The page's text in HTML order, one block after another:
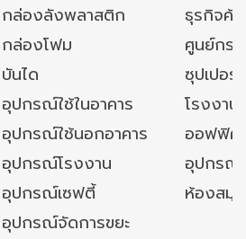
กล่องลังพลาสติก
ธุรกิจค้
กล่องโฟม
ศูนย์กร
บันได
ซุปเปอ
อุปกรณ์ใช้ในอาคาร
โรงงา
อุปกรณ์ใช้นอกอาคาร
ออฟฟิศ/
อุปกรณ์โรงงาน
อุปกรณ์
อุปกรณ์เซฟตี้
ห้องสมุ
อุปกรณ์จัดการขยะ